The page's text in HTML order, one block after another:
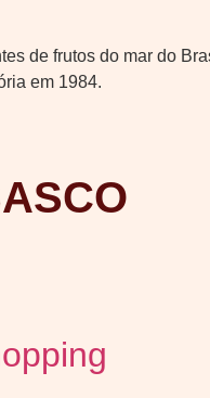
de frutos do mar do
em 1984.